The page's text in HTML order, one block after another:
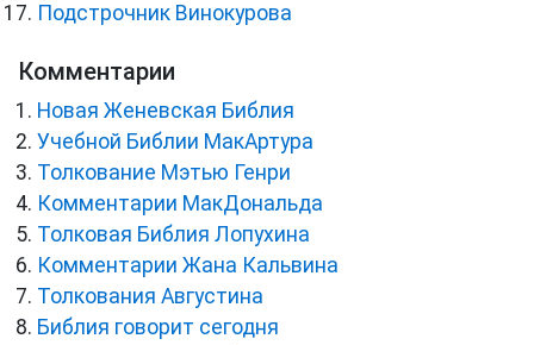
Подстрочник Винокурова
Комментарии
Новая Женевская Библия
Учебной Библии МакАртура
Толкование Мэтью Генри
Комментарии МакДональда
Толковая Библия Лопухина
Комментарии Жана Кальвина
Толкования Августина
Библия говорит сегодня